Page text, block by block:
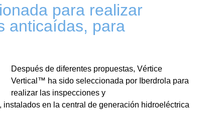
para realizar
anticaídas, para
Después de diferentes propuestas, Vértice
Vertical™ ha sido seleccionada por Iberdrola para
realizar las inspecciones y
en la central de generación hidroeléctrica